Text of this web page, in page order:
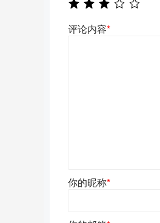
评论内容*
你的昵称*